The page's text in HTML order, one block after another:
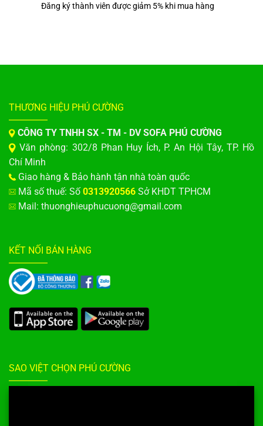
Đăng ký thành viên được giảm 5% khi mua hàng
THƯƠNG HIỆU PHÚ CƯỜNG
CÔNG TY TNHH SX - TM - DV SOFA PHÚ CƯỜNG
Văn phòng: 302/8 Phan Huy Ích, P. An Hội Tây, TP. Hồ
Chí Minh
Giao hàng & Bảo hành tận nhà toàn quốc
Mã số thuế: Số0313920566 Sở KHDT TPHCM
Mail: thuonghieuphucuong@gmail.com
KẾT NỐI BÁN HÀNG
SAO VIỆT CHỌN PHÚ CƯỜNG